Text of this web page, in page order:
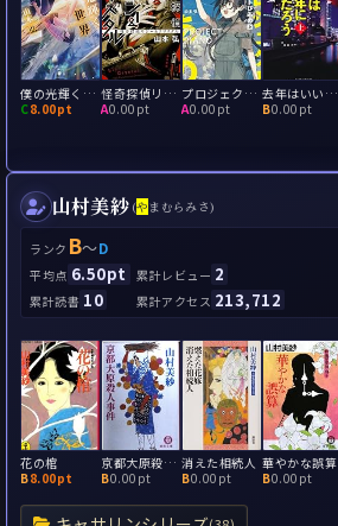
僕の光輝く世界
C8.00pt
怪奇探偵リジー&クリスタル
A0.00pt
プロジェクトぴあの
A0.00pt
去年はいい年になるだろう
B0.00pt
山村美紗 (やまむらみさ)
ランク B～D
平均点 6.50pt 累計レビュー 2
累計読書 10 累計アクセス 213,712
花の棺
B8.00pt
京都大原殺人事件
B0.00pt
消えた相続人
B0.00pt
華やかな誤算
B0.00pt